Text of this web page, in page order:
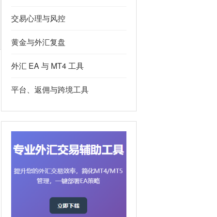
交易心理与风控
黄金与外汇复盘
外汇 EA 与 MT4 工具
平台、返佣与跨境工具